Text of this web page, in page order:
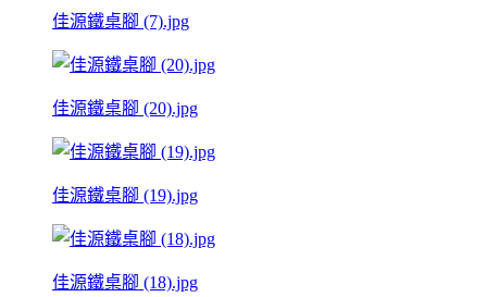
佳源鐵桌腳 (7).jpg
佳源鐵桌腳 (20).jpg
佳源鐵桌腳 (19).jpg
佳源鐵桌腳 (18).jpg